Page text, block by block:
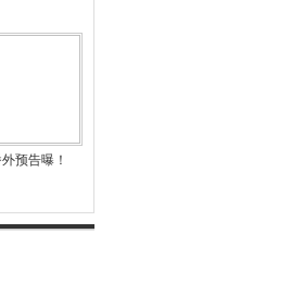
预告曝！